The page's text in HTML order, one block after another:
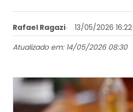
Rafael Ragazi 13/05/2026 16:22
Atualizado em: 14/05/2026 08:30